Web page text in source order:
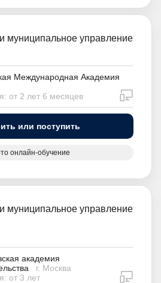
муниципальное управление
Международная Академия
от 2 лет 6 месяцев
или поступить
онлайн-обучение
муниципальное управление
академия
г. Москва
от 3 лет